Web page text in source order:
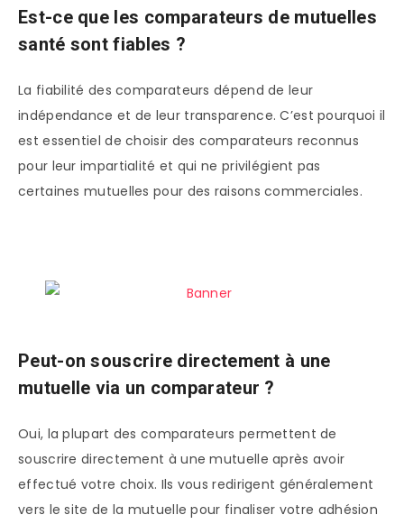
Est-ce que les comparateurs de mutuelles
santé sont fiables ?
La fiabilité des comparateurs dépend de leur
indépendance et de leur transparence. C’est pourquoi il
est essentiel de choisir des comparateurs reconnus
pour leur impartialité et qui ne privilégient pas
certaines mutuelles pour des raisons commerciales.
Peut-on souscrire directement à une
mutuelle via un comparateur ?
Oui, la plupart des comparateurs permettent de
souscrire directement à une mutuelle après avoir
effectué votre choix. Ils vous redirigent généralement
vers le site de la mutuelle pour finaliser votre adhésion